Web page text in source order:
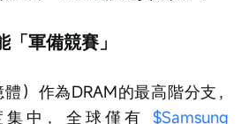
軍備競賽」
）作為DRAM的最高階分支，
中，全球僅有 $Samsung